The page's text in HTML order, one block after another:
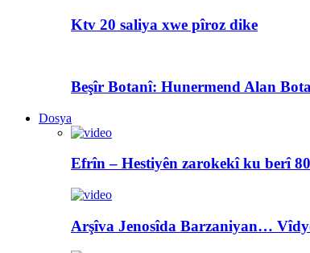
Ktv 20 saliya xwe pîroz dike
Beşîr Botanî: Hunermend Alan
Dosya
Efrîn – Hestiyên zarokekî ku berî
Arşîva Jenosîda Barzaniyan…